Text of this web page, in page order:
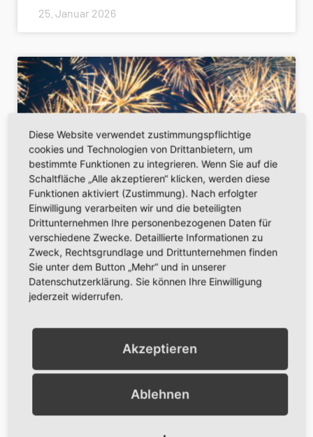
25. Januar 2026
VOM ENDE UND VOM ANFANG –
HAPPY NEW YEAR 2026
Diese Website verwendet zustimmungspflichtige
cookies und Technologien von Drittanbietern, um
bestimmte Funktionen zu integrieren. Wenn Sie auf die
Schaltfläche „Alle akzeptieren“ klicken, werden diese
Funktionen aktiviert (Zustimmung). Nach erfolgter
Einwilligung verarbeiten wir und die beteiligten
Drittunternehmen Ihre personenbezogenen Daten für
verschiedene Zwecke. Detaillierte Informationen zu
Zweck, Rechtsgrundlage und Drittunternehmen finden
Sie unter dem Button „Mehr“ und in unserer
Datenschutzerklärung. Sie können Ihre Einwilligung
jederzeit widerrufen.
Akzeptieren
Ablehnen